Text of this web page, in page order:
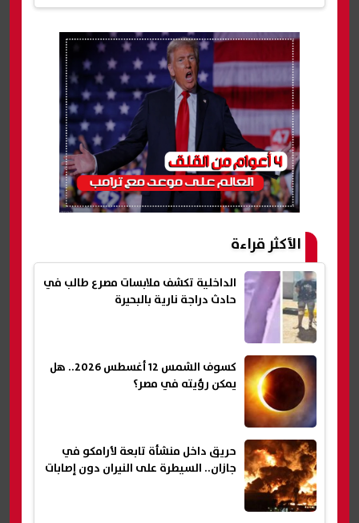
الأكثر قراءة
الداخلية تكشف ملابسات مصرع طالب في
حادث دراجة نارية بالبحيرة
كسوف الشمس 12 أغسطس 2026.. هل
يمكن رؤيته في مصر؟
حريق داخل منشأة تابعة لأرامكو في
جازان.. السيطرة على النيران دون إصابات